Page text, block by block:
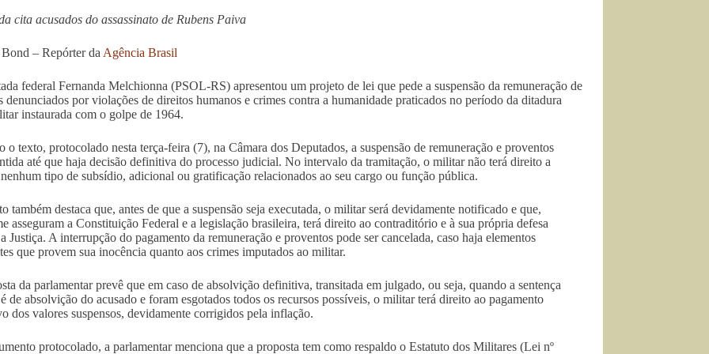
cita acusados do assassinato de Rubens Paiva
– Repórter da Agência Brasil
federal Fernanda Melchionna (PSOL-RS) apresentou um projeto de lei que pede a suspensão da remuneração de
denunciados por violações de direitos humanos e crimes contra a humanidade praticados no período da ditadura
instaurada com o golpe de 1964.
o texto, protocolado nesta terça-feira (7), na Câmara dos Deputados, a suspensão de remuneração e proventos
até que haja decisão definitiva do processo judicial. No intervalo da tramitação, o militar não terá direito a
tipo de subsídio, adicional ou gratificação relacionados ao seu cargo ou função pública.
também destaca que, antes de que a suspensão seja executada, o militar será devidamente notificado e que,
asseguram a Constituição Federal e a legislação brasileira, terá direito ao contraditório e à sua própria defesa
Justiça. A interrupção do pagamento da remuneração e proventos pode ser cancelada, caso haja elementos
que provem sua inocência quanto aos crimes imputados ao militar.
da parlamentar prevê que em caso de absolvição definitiva, transitada em julgado, ou seja, quando a sentença
de absolvição do acusado e foram esgotados todos os recursos possíveis, o militar terá direito ao pagamento
dos valores suspensos, devidamente corrigidos pela inflação.
protocolado, a parlamentar menciona que a proposta tem como respaldo o Estatuto dos Militares (Lei nº